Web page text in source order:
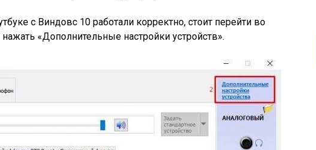
с Виндовс 10 работали корректно, стоит перейти во
«Дополнительные настройки устройств».